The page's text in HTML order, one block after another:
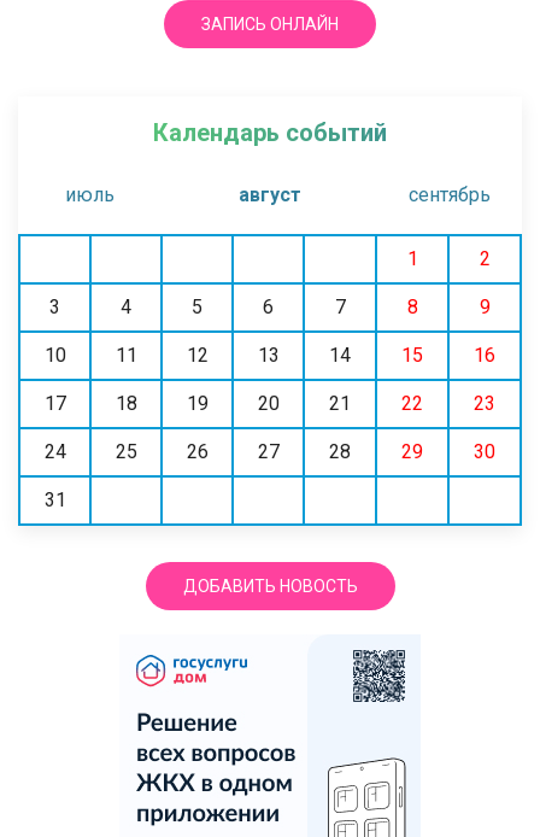
ЗАПИСЬ ОНЛАЙН
Календарь событий
июль август сентябрь
1 2
3 4 5 6 7 8 9
10 11 12 13 14 15 16
17 18 19 20 21 22 23
24 25 26 27 28 29 30
31
ДОБАВИТЬ НОВОСТЬ